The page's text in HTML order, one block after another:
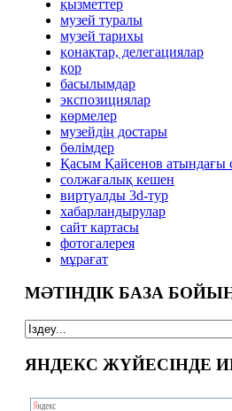
қызметтер
музей туралы
музей тарихы
қонақтар, делегациялар
қор
басылымдар
экспозициялар
көрмелер
музейдің достары
бөлімдер
Қасым Қайсенов атындағы
солжағалық кешен
виртуалды 3d-тур
xабарландырулар
сайт картасы
фотогалерея
мұрағат
МӘТІНДІК БАЗА
ЯНДЕКС ЖҮЙЕСІНДЕ